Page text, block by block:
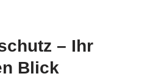
– Ihr
Blick